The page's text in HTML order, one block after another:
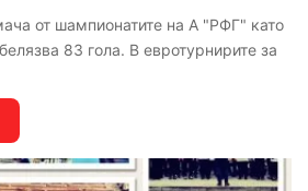
от шампионатите на А "РФГ" като
83 гола. В евротурнирите за